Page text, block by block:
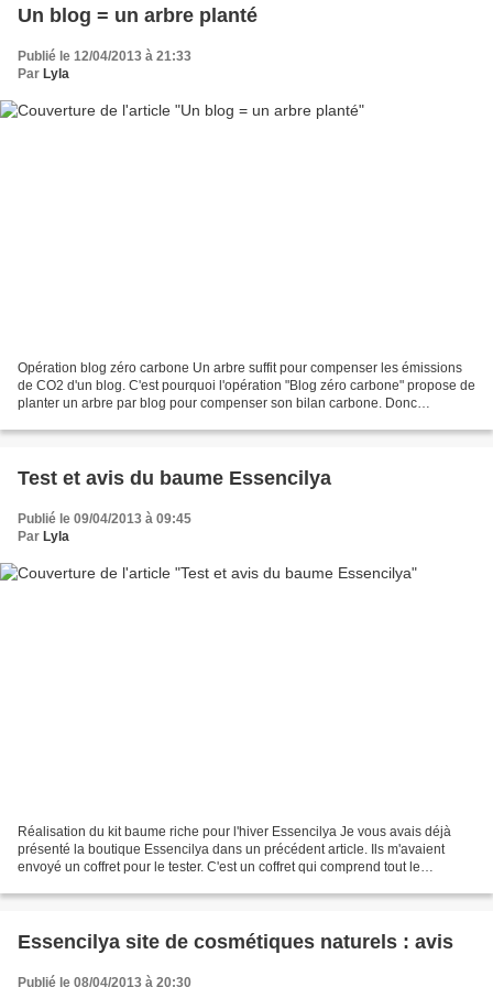
Un blog = un arbre planté
Publié le 12/04/2013 à 21:33
Par Lyla
Opération blog zéro carbone Un arbre suffit pour compenser les émissions
de CO2 d'un blog. C'est pourquoi l'opération "Blog zéro carbone" propose de
planter un arbre par blog pour compenser son bilan carbone. Donc
Test et avis du baume Essencilya
Publié le 09/04/2013 à 09:45
Par Lyla
Réalisation du kit baume riche pour l'hiver Essencilya Je vous avais déjà
présenté la boutique Essencilya dans un précédent article. Ils m'avaient
envoyé un coffret pour le tester. C'est un coffret qui comprend tout le
Essencilya site de cosmétiques naturels : avis
Publié le 08/04/2013 à 20:30